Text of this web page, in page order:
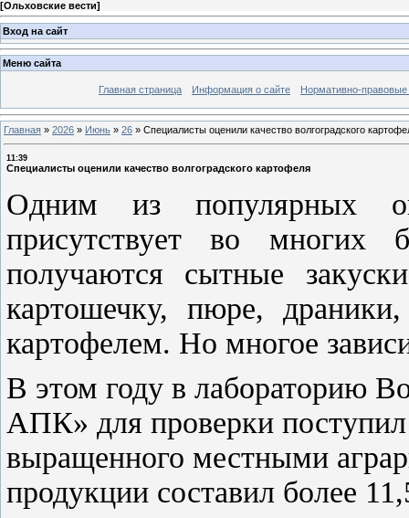
[Ольховские вести]
Вход на сайт
Меню сайта
Главная страница Информация о сайте Нормативно-правовые
Главная » 2026 » Июнь » 26 » Специалисты оценили качество волгоградского
11:39
Специалисты оценили качество волгоградского картофеля
Одним из популярных
присутствует во многих
получаются сытные
картошечку, пюре,
картофелем. Но многое
В этом году в лабораторию
АПК» для проверки поступил
выращенного местными
продукции составил более